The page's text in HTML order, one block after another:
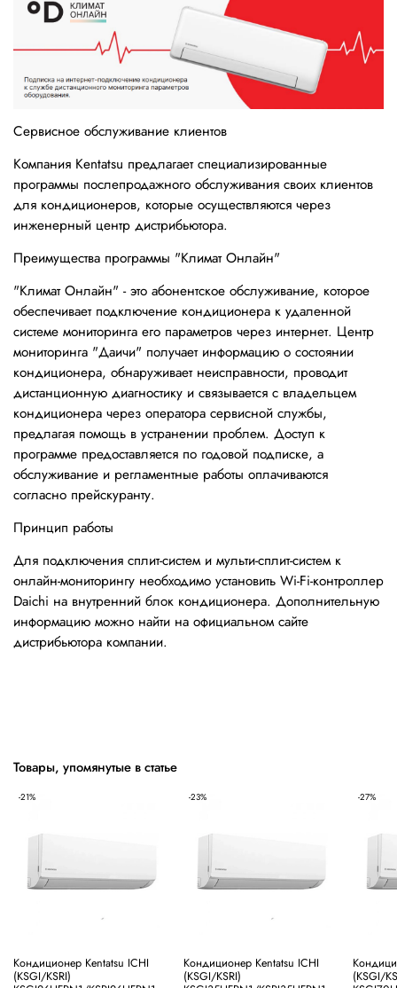
Сервисное обслуживание клиентов
Компания Kentatsu предлагает специализированные
программы послепродажного обслуживания своих клиентов
для кондиционеров, которые осуществляются через
инженерный центр дистрибьютора.
Преимущества программы "Климат Онлайн"
"Климат Онлайн" - это абонентское обслуживание, которое
обеспечивает подключение кондиционера к удаленной
системе мониторинга его параметров через интернет. Центр
мониторинга "Даичи" получает информацию о состоянии
кондиционера, обнаруживает неисправности, проводит
дистанционную диагностику и связывается с владельцем
кондиционера через оператора сервисной службы,
предлагая помощь в устранении проблем. Доступ к
программе предоставляется по годовой подписке, а
обслуживание и регламентные работы оплачиваются
согласно прейскуранту.
Принцип работы
Для подключения сплит-систем и мульти-сплит-систем к
онлайн-мониторингу необходимо установить Wi-Fi-контроллер
Daichi на внутренний блок кондиционера. Дополнительную
информацию можно найти на официальном сайте
дистрибьютора компании.
Товары, упомянутые в статье
-21%
Кондиционер Kentatsu ICHI
(KSGI/KSRI)
-23%
Кондиционер Kentatsu ICHI
(KSGI/KSRI)
-27%
(KSGI/